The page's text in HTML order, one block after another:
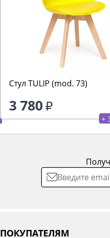
Стул TULIP (mod. 73)
3 780
+
ПОКУПАТЕЛЯМ